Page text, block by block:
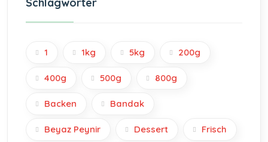
1 1kg 5kg 200g
400g 500g 800g
Backen Bandak
Beyaz Peynir Dessert Frisch